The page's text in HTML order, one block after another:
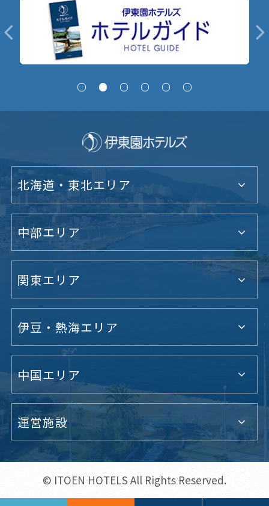
北海道・東北エリア
中部エリア
関東エリア
伊豆・熱海エリア
中国エリア
運営施設
© ITOEN HOTELS All Rights Reserved.